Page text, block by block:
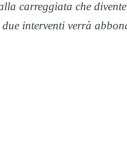
carreggiata che
interventi verrà